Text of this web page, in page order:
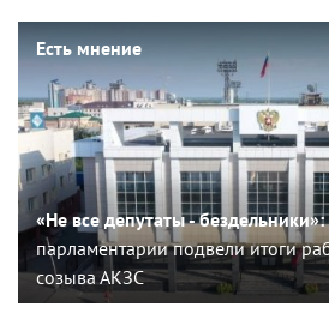
Есть мнение
«Не все депутаты - бездельники»:
парламентарии подвели итоги
созыва АКЗС